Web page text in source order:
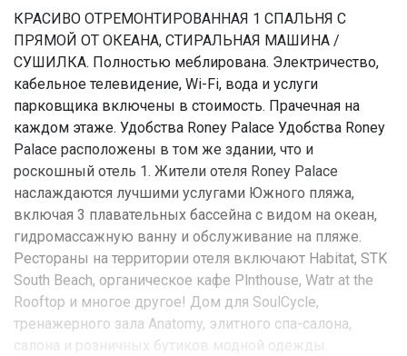
КРАСИВО ОТРЕМОНТИРОВАННАЯ 1 СПАЛЬНЯ С
ПРЯМОЙ ОТ ОКЕАНА, СТИРАЛЬНАЯ МАШИНА /
СУШИЛКА. Полностью меблирована. Электричество,
кабельное телевидение, Wi-Fi, вода и услуги
парковщика включены в стоимость. Прачечная на
каждом этаже. Удобства Roney Palace Удобства Roney
Palace расположены в том же здании, что и
роскошный отель 1. Жители отеля Roney Palace
наслаждаются лучшими услугами Южного пляжа,
включая 3 плавательных бассейна с видом на океан,
гидромассажную ванну и обслуживание на пляже.
Рестораны на территории отеля включают Habitat, STK
South Beach, органическое кафе Plnthouse, Watr at the
Rooftop и многое другое! Дом для SoulCycle,
тренажерного зала Anatomy, элитного спа-салона,
салона и розничных бутиков модной одежды.